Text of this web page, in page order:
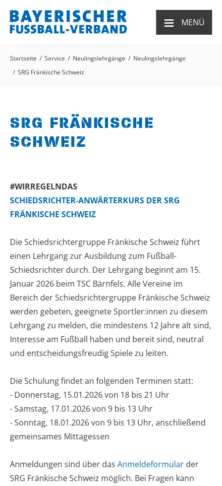
≡ MENÜ
Startseite Service Neulingslehrgänge
Neulingslehrgänge
SRG Fränkische Schweiz
SRG FRÄNKISCHE
SCHWEIZ
#WIRREGELNDAS
SCHIEDSRICHTER-ANWÄRTERKURS DER SRG
FRÄNKISCHE SCHWEIZ
Die Schiedsrichtergruppe Fränkische Schweiz führt
einen Lehrgang zur Ausbildung zum Fußball-
Schiedsrichter durch. Der Lehrgang beginnt am 15.
Januar 2026 beim TSC Bärnfels. Alle Vereine im
Bereich der Schiedsrichtergruppe Fränkische Schweiz
werden gebeten, geeignete Sportler:innen zu diesem
Lehrgang zu melden, die mindestens 12 Jahre alt sind,
Interesse am Fußball haben und bereit sind, neutral
und entscheidungsfreudig Spiele zu leiten.
Die Schulung findet an folgenden Terminen statt:
- Donnerstag, 15.01.2026 von 18 bis 21 Uhr
- Samstag, 17.01.2026 von 9 bis 13 Uhr
- Sonntag, 18.01.2026 von 9 bis 13 Uhr, anschließend
gemeinsames Mittagessen
Anmeldungen sind über das Anmeldeformular der
SRG Fränkische Schweiz möglich. Bei Fragen kann